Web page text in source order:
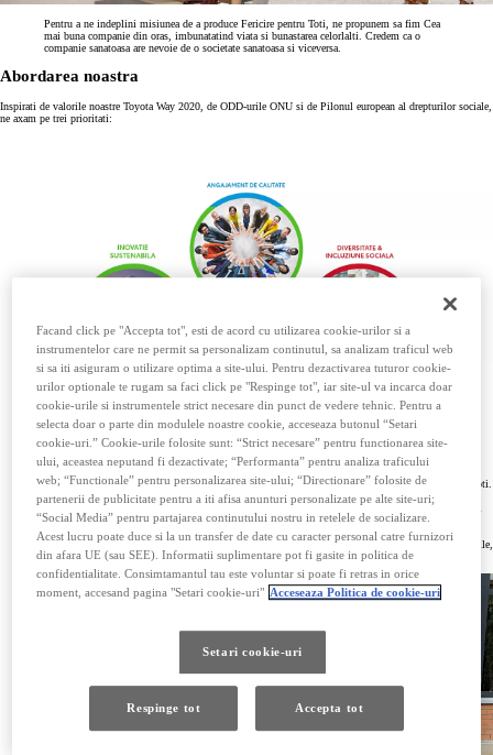
Pentru a ne indeplini misiunea de a produce Fericire pentru Toti, ne propunem sa fim Cea
mai buna companie din oras, imbunatatind viata si bunastarea celorlalti. Credem ca o
companie sanatoasa are nevoie de o societate sanatoasa si viceversa.
Abordarea noastra
Inspirati de valorile noastre Toyota Way 2020, de ODD-urile ONU si de Pilonul european al drepturilor sociale,
ne axam pe trei prioritati:
Locuri de munca de calitate
Pornind de la drepturile fundamentale ale omului ca baza, sanatatea, siguranta si bunastarea sunt
esentiale pentru ca angajatii sa se dezvolte, sa depaseasca obstacolele si sa produca fericire pentru toti.
Abordarea noastra holistica a bunastarii este cheia dezvoltarii unei performante inalte si a inovarii.
Totodata, contribuim la dezvoltarea unui scop si a unui sens prin implicarea angajatilor in activitati
de voluntariat in comunitate. Voluntariatul este benefic pentru societate, pentru companie si pentru
bunastarea angajatilor. Pe masura ce societatea si Toyota evolueaza, ne axam pe o forta de munca
incluziva, in care programele de perfectionare si recalificare, combinate cu programe de lucru flexibile,
asigura locuri de munca de calitate pentru toti.
Facand click pe "Accepta tot", esti de acord cu utilizarea cookie-urilor si a
instrumentelor care ne permit sa personalizam continutul, sa analizam traficul web
si sa iti asiguram o utilizare optima a site-ului. Pentru dezactivarea tuturor cookie-
urilor optionale te rugam sa faci click pe "Respinge tot", iar site-ul va incarca doar
cookie-urile si instrumentele strict necesare din punct de vedere tehnic. Pentru a
selecta doar o parte din modulele noastre cookie, acceseaza butonul “Setari
cookie-uri.” Cookie-urile folosite sunt: “Strict necesare” pentru functionarea site-
ului, aceastea neputand fi dezactivate; “Performanta” pentru analiza traficului
web; “Functionale” pentru personalizarea site-ului; “Directionare” folosite de
partenerii de publicitate pentru a iti afisa anunturi personalizate pe alte site-uri;
“Social Media” pentru partajarea continutului nostru in retelele de socializare.
Acest lucru poate duce si la un transfer de date cu caracter personal catre furnizori
din afara UE (sau SEE). Informatii suplimentare pot fi gasite in politica de
confidentialitate. Consimtamantul tau este voluntar si poate fi retras in orice
moment, accesand pagina "Setari cookie-uri" Acceseaza Politica de cookie-uri
Setari cookie-uri
Respinge tot Accepta tot